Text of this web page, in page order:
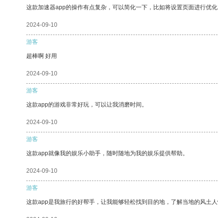
这款加速器app的操作有点复杂，可以简化一下，比如将设置页面进行优
2024-09-10
游客
超棒啊 好用
2024-09-10
游客
这款app的游戏非常好玩，可以让我消磨时间。
2024-09-10
游客
这款app就像我的娱乐小助手，随时随地为我的娱乐提供帮助。
2024-09-10
游客
这款app是我旅行的好帮手，让我能够轻松找到目的地，了解当地的风土